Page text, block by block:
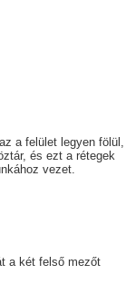
a felület legyen fölül,
és ezt a rétegek
vezet.
a két felső mezőt